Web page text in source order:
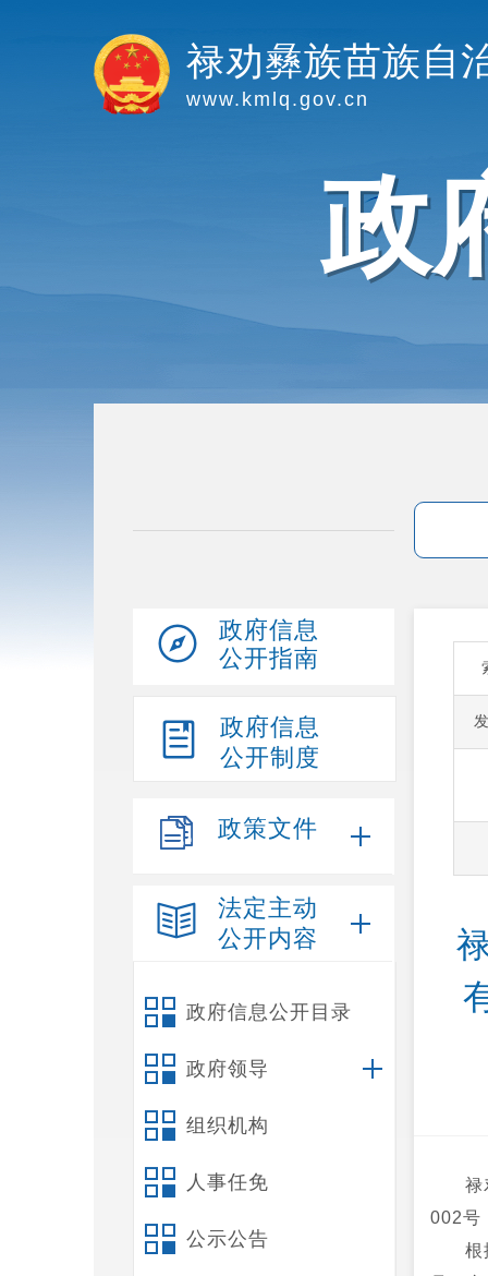
禄劝彝族苗族自
www.kmlq.gov.cn
政
政府信息
公开指南
政府信息
公开制度
政策文件
法定主动
公开内容
政府信息公开目录
政府领导
组织机构
人事任免
公示公告
禄
002号
根